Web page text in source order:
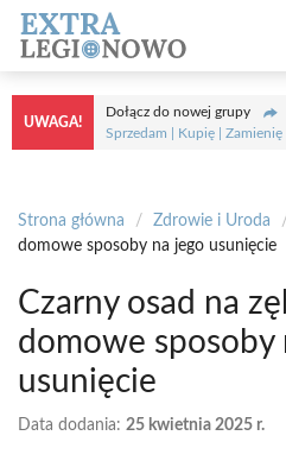
Przejdź
treści
UWAGA!
Dołącz do nowej grupy
Sprzedam | Kupię | Zamienię
Strona główna / Zdrowie i Uroda /
domowe sposoby na jego usunięcie
Czarny osad na
domowe sposoby
usunięcie
Data dodania: 25 kwietnia 2025 r.